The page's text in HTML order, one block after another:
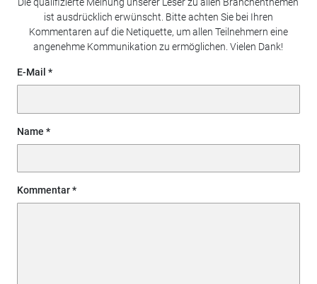
Die qualifizierte Meinung unserer Leser zu allen Branchenthemen
ist ausdrücklich erwünscht. Bitte achten Sie bei Ihren
Kommentaren auf die Netiquette, um allen Teilnehmern eine
angenehme Kommunikation zu ermöglichen. Vielen Dank!
E-Mail
Name
Kommentar